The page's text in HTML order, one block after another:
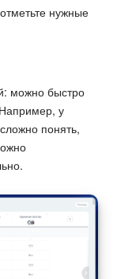
нужные
можно быстро
у
понять,